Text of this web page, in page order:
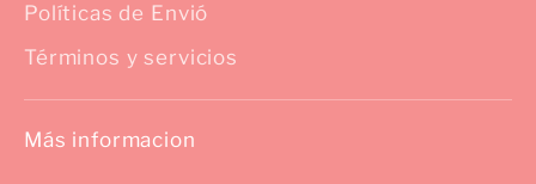
Políticas de Envió
Términos y servicios
Más informacion